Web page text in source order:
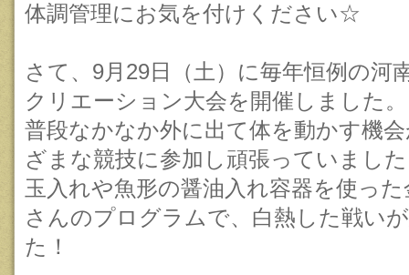
体調管理にお気を付けください☆
さて、9月29日（土）に毎年恒例の河
クリエーション大会を開催しました。
普段なかなか外に出て体を動かす機
ざまな競技に参加し頑張っていまし
玉入れや魚形の醤油入れ容器を使っ
さんのプログラムで、白熱した戦い
た！